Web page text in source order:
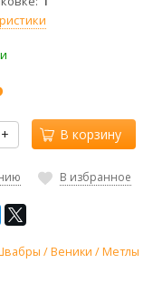
+ В корзину
В избранное
/ Веники / Метлы